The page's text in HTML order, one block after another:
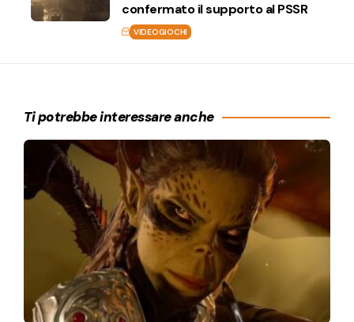
confermato il supporto al PSSR
VIDEOGIOCHI
Ti potrebbe interessare anche